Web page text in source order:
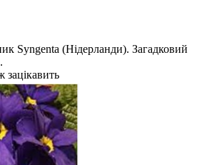
Syngenta (Нідерланди). Загадковий